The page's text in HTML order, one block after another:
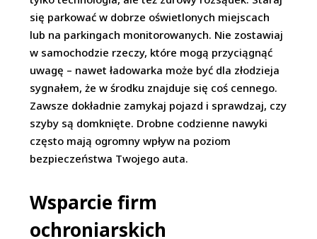
się parkować w dobrze oświetlonych miejscach
lub na parkingach monitorowanych. Nie zostawiaj
w samochodzie rzeczy, które mogą przyciągnąć
uwagę – nawet ładowarka może być dla złodzieja
sygnałem, że w środku znajduje się coś cennego.
Zawsze dokładnie zamykaj pojazd i sprawdzaj, czy
szyby są domknięte. Drobne codzienne nawyki
często mają ogromny wpływ na poziom
bezpieczeństwa Twojego auta.
Wsparcie firm
ochroniarskich